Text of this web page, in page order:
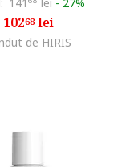
10268lei
de HIRIS